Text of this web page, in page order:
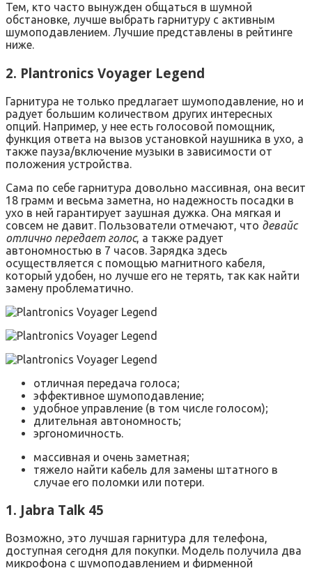
Тем, кто часто вынужден общаться в шумной
обстановке, лучше выбрать гарнитуру с активным
шумоподавлением. Лучшие представлены в рейтинге
ниже.
2. Plantronics Voyager Legend
Гарнитура не только предлагает шумоподавление, но и
радует большим количеством других интересных
опций. Например, у нее есть голосовой помощник,
функция ответа на вызов установкой наушника в ухо, а
также пауза/включение музыки в зависимости от
положения устройства.
Сама по себе гарнитура довольно массивная, она весит
18 грамм и весьма заметна, но надежность посадки в
ухо в ней гарантирует заушная дужка. Она мягкая и
совсем не давит. Пользователи отмечают, что девайс
отлично передает голос, а также радует
автономностью в 7 часов. Зарядка здесь
осуществляется с помощью магнитного кабеля,
который удобен, но лучше его не терять, так как найти
замену проблематично.
отличная передача голоса;
эффективное шумоподавление;
удобное управление (в том числе голосом);
длительная автономность;
эргономичность.
массивная и очень заметная;
тяжело найти кабель для замены штатного в
случае его поломки или потери.
1. Jabra Talk 45
Возможно, это лучшая гарнитура для телефона,
доступная сегодня для покупки. Модель получила два
микрофона с шумоподавлением и фирменной